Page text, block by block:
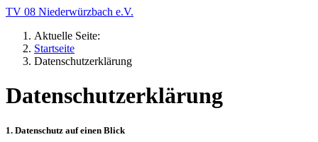
TV 08 Niederwürzbach e.V.
Aktuelle Seite:
Startseite
Datenschutzerklärung
Datenschutzerklärung
1. Datenschutz auf einen Blick